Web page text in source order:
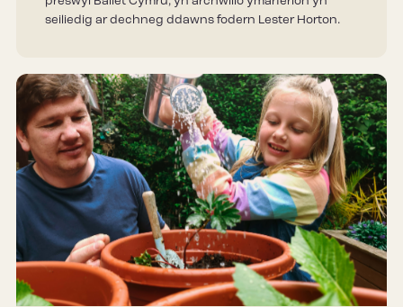
seiliedig ar dechneg ddawns fodern Lester Horton.